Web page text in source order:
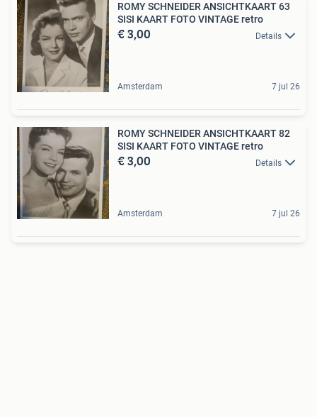
ROMY SCHNEIDER ANSICHTKAART 63
SISI KAART FOTO VINTAGE retro
€ 3,00 Details
Amsterdam 7 jul 26
ROMY SCHNEIDER ANSICHTKAART 82
SISI KAART FOTO VINTAGE retro
€ 3,00 Details
Amsterdam 7 jul 26